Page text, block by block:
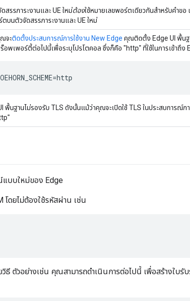
สรรภาระงานและ UE ใหม่ต้องใช้หมายเลขพอร์ตเดียวกันสำหรับคำขอ
บนตัวจัดสรรภาระงานและ UE ใหม่
จะติดตั้งประสบการณ์การใช้งาน New Edge คุณติดตั้ง Edge UI พื้นฐ
อพเพอร์ตี้ต่อไปนี้เพื่อระบุโปรโตคอล ซึ่งก็คือ "http" ที่ใช้ในการเข้าถึง
พื้นฐานไม่รองรับ TLS ดังนั้นแม้ว่าคุณจะเปิดใช้ TLS ในประสบการณ์
แบบใหม่ของ Edge
โดยไม่ต้องใช้รหัสผ่าน เช่น
วิธี ตัวอย่างเช่น คุณสามารถดำเนินการต่อไปนี้ เพื่อสร้างใบรั